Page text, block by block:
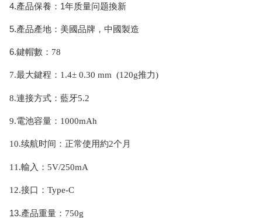
4.產品保養：1年质量问题換新
5.產品產地：美國品牌，中國製造
6.鍵帽數： 78
7.最大鍵程：1.4± 0.30 mm (120g推力)
8.連接方式：藍牙5.2
9.電池容量： 1000mAh
10.续航时间：正常使用約2个月
11.輸入： 5V/250mA
12.接口：Type-C
13.產品重量： 750g